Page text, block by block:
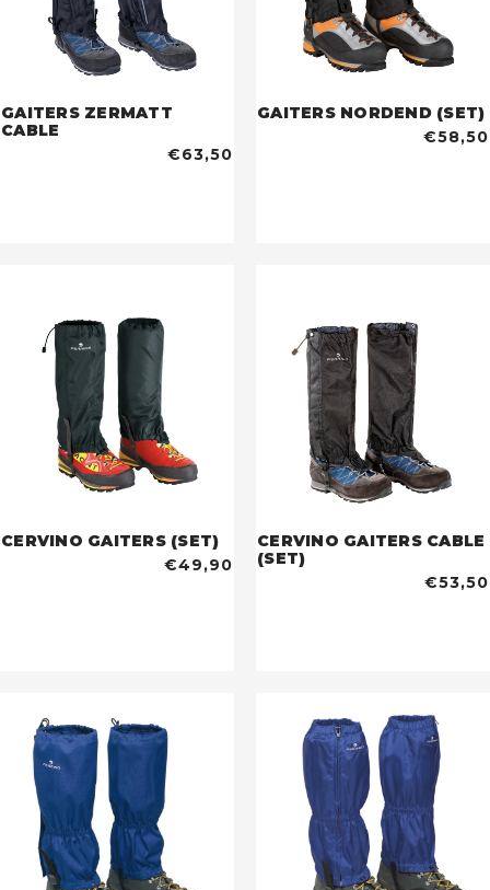
GAITERS ZERMATT
CABLE
€63,50
GAITERS NORDEND (SET)
€58,50
CERVINO GAITERS (SET)
€49,90
CERVINO GAITERS CABLE
(SET)
€53,50